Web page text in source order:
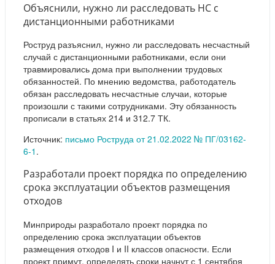
Объяснили, нужно ли расследовать НС с
дистанционными работниками
Роструд разъяснил, нужно ли расследовать несчастный
случай с дистанционными работниками, если они
травмировались дома при выполнении трудовых
обязанностей. По мнению ведомства, работодатель
обязан расследовать несчастные случаи, которые
произошли с такими сотрудниками. Эту обязанность
прописали в статьях 214 и 312.7 ТК.
Источник: письмо Роструда от 21.02.2022 № ПГ/03162-
6-1 .
Разработали проект порядка по определению
срока эксплуатации объектов размещения
отходов
Минприроды разработало проект порядка по
определению срока эксплуатации объектов
размещения отходов I и II классов опасности. Если
проект примут, определять сроки начнут с 1 сентября